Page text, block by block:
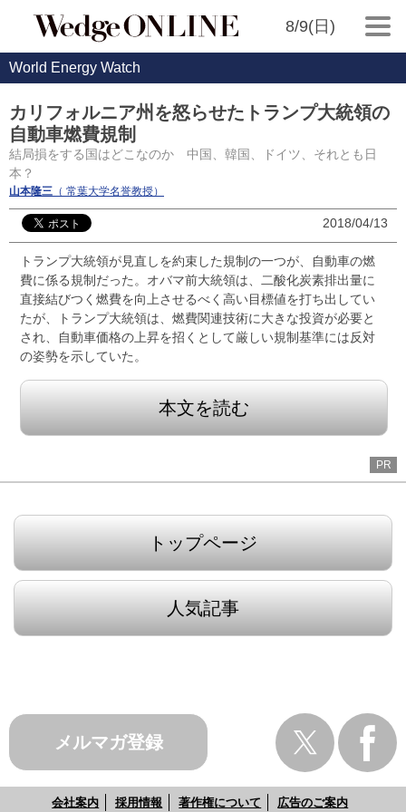
8/9(日)
World Energy Watch
カリフォルニア州を怒らせたトランプ大統領の
自動車燃費規制
結局損をする国はどこなのか 中国、韓国、ドイツ、それとも日
本？
山本隆三 （ 常葉大学名誉教授）
2018/04/13
トランプ大統領が見直しを約束した規制の一つが、自動車の燃
費に係る規制だった。オバマ前大統領は、二酸化炭素排出量に
直接結びつく燃費を向上させるべく高い目標値を打ち出してい
たが、トランプ大統領は、燃費関連技術に大きな投資が必要と
され、自動車価格の上昇を招くとして厳しい規制基準には反対
の姿勢を示していた。
本文を読む
PR
トップページ
人気記事
メルマガ登録
会社案内 採用情報 著作権について 広告のご案内